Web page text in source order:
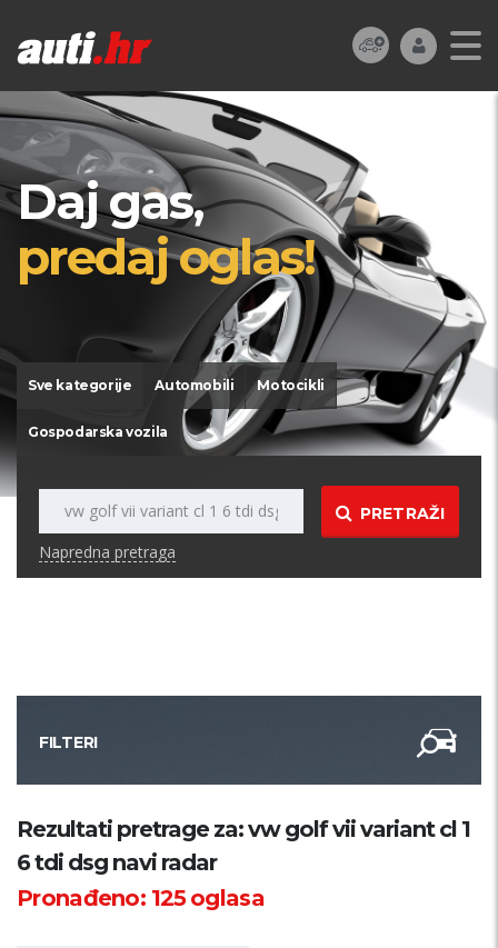
Daj gas,
predaj oglas!
Sve kategorije Automobili Motocikli
Gospodarska vozila
PRETRAŽI
Napredna pretraga
FILTERI
Kategorija
Županija
Rezultati pretrage za: vw golf vii variant cl 1
6 tdi dsg navi radar
Pronađeno: 125oglasa